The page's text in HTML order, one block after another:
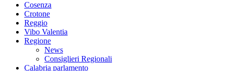
Cosenza
Crotone
Reggio
Vibo Valentia
Regione
News
Consiglieri Regionali
Calabria parlamento